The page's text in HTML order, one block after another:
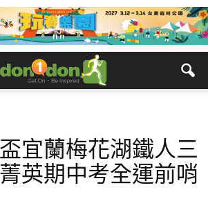
宜蘭梅花湖鐵人三
英期中考全運前哨